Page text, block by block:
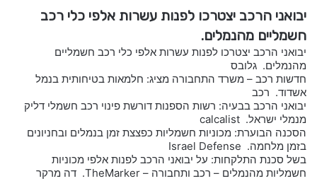
יבואני הרכב יצטרכו לפנות עשרות אלפי כלי רכב
חשמליים מהנמלים.
יבואני הרכב יצטרכו לפנות עשרות אלפי כלי רכב חשמליים
מהנמלים. גלובס
חדשות רכב – משרד התחבורה מציג: חלמאות בטיחותית בנמל
אשדוד. רכב
יבואני הרכב בבעיה: רשות הספנות דורשת פינוי רכב חשמלי דליק
מנמלי ישראל. calcalist
הסכנה הבוערת: מכוניות חשמליות כפצצת זמן בנמלים ובחניונים
בזמן מלחמה. Israel Defense
בשל סכנת התלקחות: על יבואני הרכב לפנות אלפי מכוניות
חשמליות מהנמלים – רכב ותחבורה – TheMarker. דה מרקר